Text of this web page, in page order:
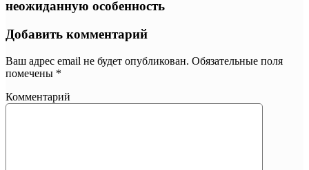
неожиданную особенность
Добавить комментарий
Ваш адрес email не будет опубликован. Обязательные поля
помечены *
Комментарий